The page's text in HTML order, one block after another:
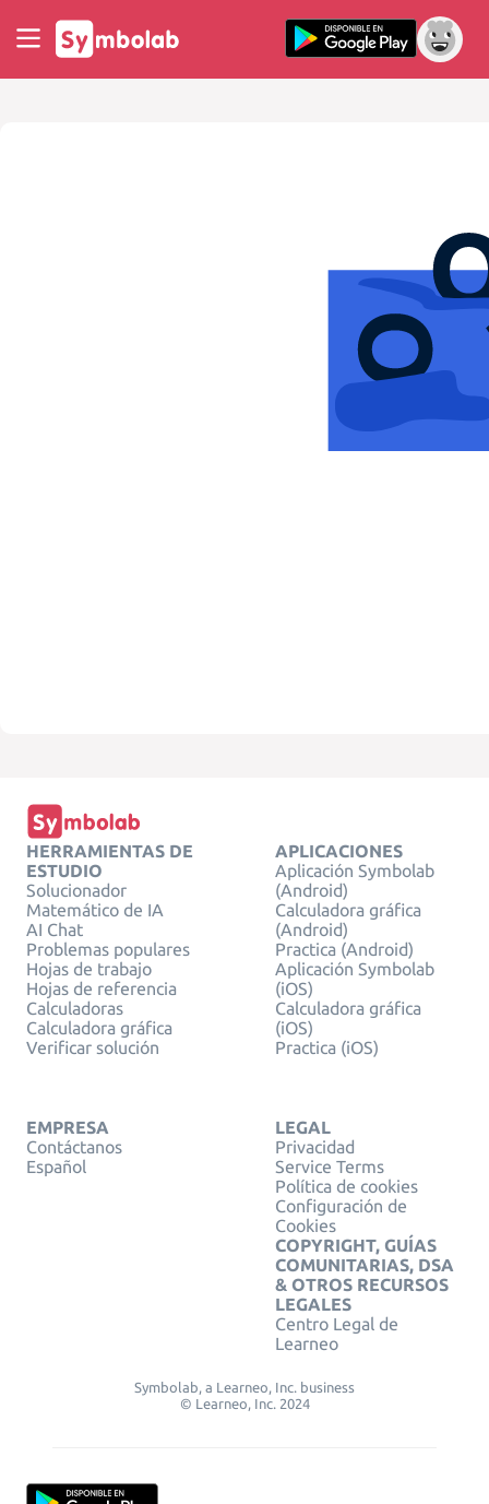
HERRAMIENTAS DE
ESTUDIO
Solucionador
Matemático de IA
AI Chat
Problemas populares
Hojas de trabajo
Hojas de referencia
Calculadoras
Calculadora gráfica
Verificar solución
APLICACIONES
Aplicación Symbolab
(Android)
Calculadora gráfica
(Android)
Practica (Android)
Aplicación Symbolab
(iOS)
Calculadora gráfica
(iOS)
Practica (iOS)
EMPRESA
Contáctanos
Español
LEGAL
Privacidad
Service Terms
Política de cookies
Configuración de
Cookies
COPYRIGHT, GUÍAS
COMUNITARIAS, DSA
& OTROS RECURSOS
LEGALES
Centro Legal de
Learneo
Symbolab, a Learneo, Inc. business
© Learneo, Inc. 2024